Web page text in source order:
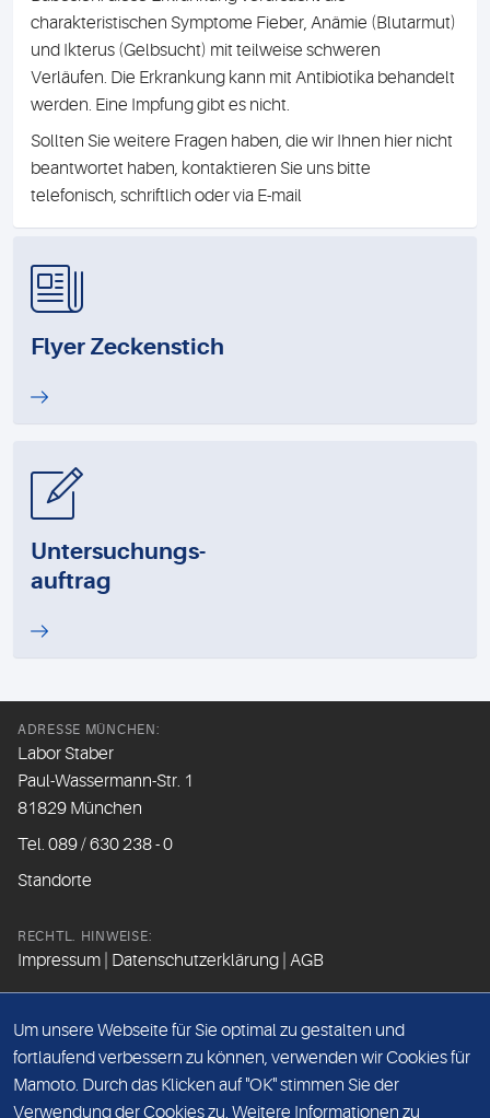
charakteristischen Symptome Fieber, Anämie (Blutarmut)
und Ikterus (Gelbsucht) mit teilweise schweren
Verläufen. Die Erkrankung kann mit Antibiotika behandelt
werden. Eine Impfung gibt es nicht.
Sollten Sie weitere Fragen haben, die wir Ihnen hier nicht
beantwortet haben, kontaktieren Sie uns bitte
telefonisch, schriftlich oder via E-mail
Flyer Zeckenstich
Untersuchungs-
auftrag
ADRESSE MÜNCHEN:
Labor Staber
Paul-Wassermann-Str. 1
81829 München
Tel. 089 / 630 238 - 0
Standorte
RECHTL. HINWEISE:
Impressum Datenschutzerklärung AGB
Beim Besuch der Social Media Kanäle werden Daten vom
Um unsere Webseite für Sie optimal zu gestalten und
fortlaufend verbessern zu können, verwenden wir Cookies für
Mamoto. Durch das Klicken auf "OK" stimmen Sie der
Verwendung der Cookies zu. Weitere Informationen zu